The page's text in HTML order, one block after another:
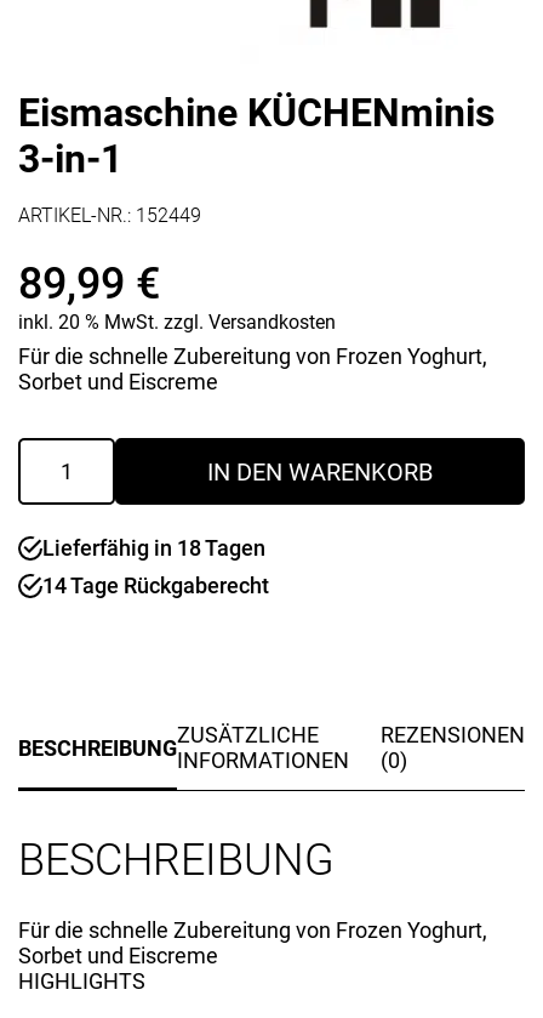
Eismaschine KÜCHENminis
3-in-1
ARTIKEL-NR.: 152449
89,99 €
inkl. 20 % MwSt. zzgl. Versandkosten
Für die schnelle Zubereitung von Frozen Yoghurt,
Sorbet und Eiscreme
Eismaschine
KÜCHENminis
3-
1
Menge
IN DEN WARENKORB
Lieferfähig in 18 Tagen
14 Tage Rückgaberecht
BESCHREIBUNGZUSÄTZLICHE
INFORMATIONEN
REZENSIONEN
(0)
BESCHREIBUNG
Für die schnelle Zubereitung von Frozen Yoghurt,
Sorbet und Eiscreme
HIGHLIGHTS